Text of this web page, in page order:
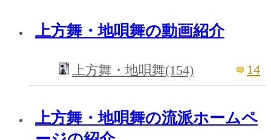
上方舞・地唄舞の動画紹介
上方舞・地唄舞(154) 14
上方舞・地唄舞の流派ホームペ